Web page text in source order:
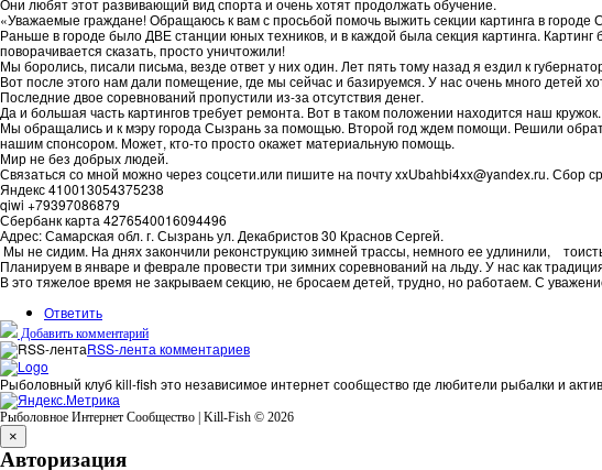
Они любят этот развивающий вид спорта и очень хотят продолжать обучение.
«Уважаемые граждане! Обращаюсь к вам с просьбой помочь выжить секции картинга в городе
Раньше в городе было ДВЕ станции юных техников, и в каждой была секция картинга.
поворачивается сказать, просто уничтожили!
Мы боролись, писали письма, везде ответ у них один. Лет пять тому назад я ездил к
Вот после этого нам дали помещение, где мы сейчас и базируемся. У нас очень много детей
Последние двое соревнований пропустили из-за отсутствия денег.
Да и большая часть картингов требует ремонта. Вот в таком положении находится наш кружок.
Мы обращались и к мэру города Сызрань за помощью. Второй год ждем помощи. Решили
нашим спонсором. Может, кто-то просто окажет материальную помощь.
Мир не без добрых людей.
Связаться со мной можно через соцсети.или пишите на почту xxUbahbi4xx@yandex.ru. Сбор
Яндекс 410013054375238
qiwi +79397086879
Сбербанк карта 4276540016094496
Адрес: Самарская обл. г. Сызрань ул. Декабристов 30 Краснов Сергей.
Мы не сидим. На днях закончили реконструкцию зимней трассы, немного ее удлинили,
Планируем в январе и феврале провести три зимних соревнований на льду. У нас как
В это тяжелое время не закрываем секцию, не бросаем детей, трудно, но работаем. С
Ответить
Добавить комментарий
RSS-лента комментариев
Рыболовный клуб kill-fish это независимое интернет сообщество где любители рыбалки и
Рыболовное Интернет Сообщество | Kill-Fish © 2026
×
Авторизация